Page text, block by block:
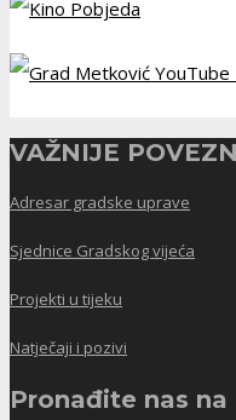
VAŽNIJE
Adresar gradske uprave
Sjednice Gradskog vijeća
Projekti u tijeku
Natječaji i pozivi
Pronađite nas